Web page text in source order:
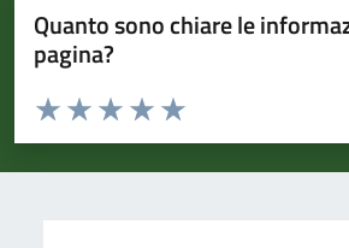
Quanto sono chiare le
pagina?
Valuta da 1 a 5 stelle la pagina
Valuta 5 stelle su 5
Valuta 4 stelle su 5
Valuta 3 stelle su 5
Valuta 2 stelle su 5
Valuta 1 stelle su 5